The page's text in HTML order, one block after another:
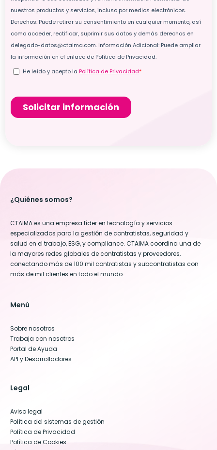
¿Quiénes somos?
CTAIMA es una empresa líder en tecnología y servicios
especializados para la gestión de contratistas, seguridad y
salud en el trabajo, ESG, y compliance. CTAIMA coordina una de
la mayores redes globales de contratistas y proveedores,
conectando más de 100 mil contratistas y subcontratistas con
más de mil clientes en todo el mundo.
Menú
Sobre nosotros
Trabaja con nosotros
Portal de Ayuda
API y Desarrolladores
Legal
Aviso legal
Política del sistemas de gestión
Política de Privacidad
Política de Cookies